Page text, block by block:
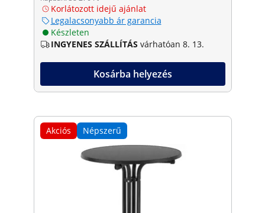
Korlátozott idejű ajánlat
Legalacsonyabb ár garancia
Készleten
INGYENES SZÁLLÍTÁS várhatóan 8. 13.
Kosárba helyezés
Akciós Népszerű